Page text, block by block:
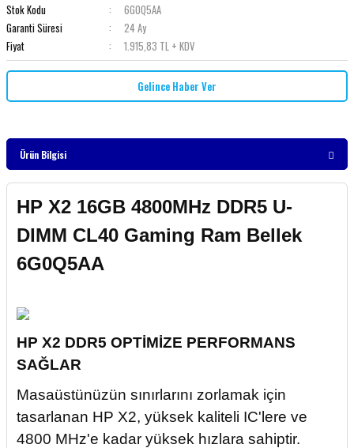
Stok Kodu
6G0Q5AA
Garanti Süresi
24 Ay
Fiyat
1.915,83 TL + KDV
Gelince Haber Ver
Ürün Bilgisi
HP X2 16GB 4800MHz DDR5 U-
DIMM CL40 Gaming Ram Bellek
6G0Q5AA
HP X2 DDR5 OPTİMİZE PERFORMANS
SAĞLAR
Masaüstünüzün sınırlarını zorlamak için
tasarlanan HP X2, yüksek kaliteli IC'lere ve
4800 MHz'e kadar yüksek hızlara sahiptir.